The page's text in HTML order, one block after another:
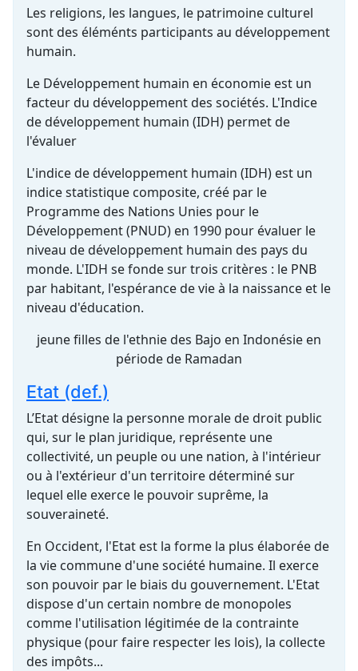
Les religions, les langues, le patrimoine culturel
sont des éléménts participants au développement
humain.
Le Développement humain en économie est un
facteur du développement des sociétés. L'Indice
de développement humain (IDH) permet de
l'évaluer
L'indice de développement humain (IDH) est un
indice statistique composite, créé par le
Programme des Nations Unies pour le
Développement (PNUD) en 1990 pour évaluer le
niveau de développement humain des pays du
monde. L'IDH se fonde sur trois critères : le PNB
par habitant, l'espérance de vie à la naissance et le
niveau d'éducation.
jeune filles de l'ethnie des Bajo en Indonésie en
période de Ramadan
Etat (def.)
L’Etat désigne la personne morale de droit public
qui, sur le plan juridique, représente une
collectivité, un peuple ou une nation, à l'intérieur
ou à l'extérieur d'un territoire déterminé sur
lequel elle exerce le pouvoir suprême, la
souveraineté.
En Occident, l'Etat est la forme la plus élaborée de
la vie commune d'une société humaine. Il exerce
son pouvoir par le biais du gouvernement. L'Etat
dispose d'un certain nombre de monopoles
comme l'utilisation légitimée de la contrainte
physique (pour faire respecter les lois), la collecte
des impôts...